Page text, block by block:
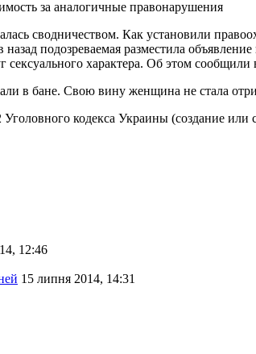
за аналогичные правонарушения
сводничеством. Как установили
подозреваемая разместила
характера. Об этом
в бане. Свою вину женщина не стала
кодекса Украины (создание
12:46
15 липня 2014, 14:31